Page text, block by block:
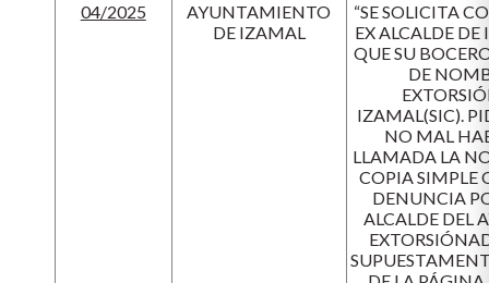
04/2025
AYUNTAMIENTO
DE IZAMAL
“SE SOLICITA
EX ALCALDE
QUE SU
DE
IZAMAL(SIC).
NO MAL
LLAMADA LA
COPIA SIMPLE
DENUNCIA
ALCALDE DEL